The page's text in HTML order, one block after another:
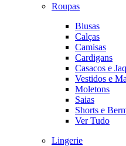
Roupas
Blusas
Calças
Camisas
Cardigans
Casacos e
Vestidos e
Moletons
Saias
Shorts e
Ver Tudo
Lingerie